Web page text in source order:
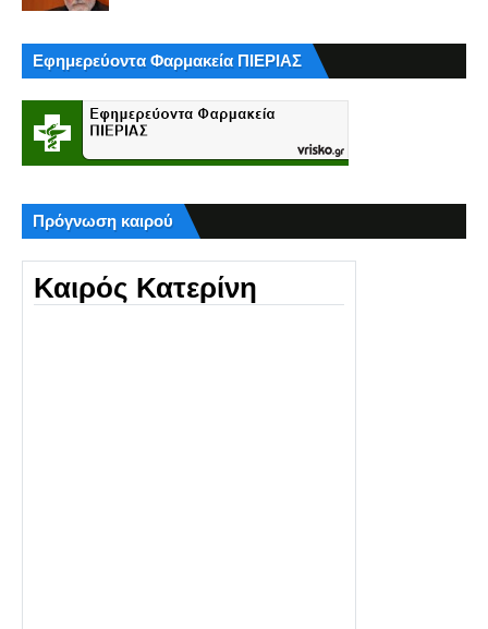
Εφημερεύοντα Φαρμακεία ΠΙΕΡΙΑΣ
Πρόγνωση καιρού
Καιρός Κατερίνη